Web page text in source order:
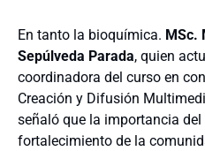
En tanto la bioquímica. MSc.
Sepúlveda Parada, quien
coordinadora del curso en
Creación y Difusión
señaló que la importancia del
fortalecimiento de la